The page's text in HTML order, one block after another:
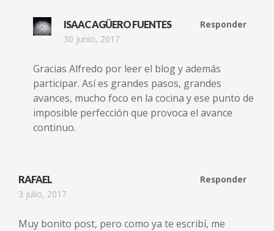
ISAAC AGÜERO FUENTES
30 junio, 2017
Responder
Gracias Alfredo por leer el blog y además
participar. Así es grandes pasos, grandes
avances, mucho foco en la cocina y ese punto de
imposible perfección que provoca el avance
continuo.
RAFAEL
3 julio, 2017
Responder
Muy bonito post, pero como ya te escribí, me